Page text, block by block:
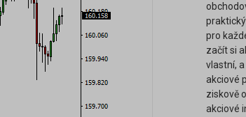
pro
začít si
vlastní,
akciové
ziskově
akciové